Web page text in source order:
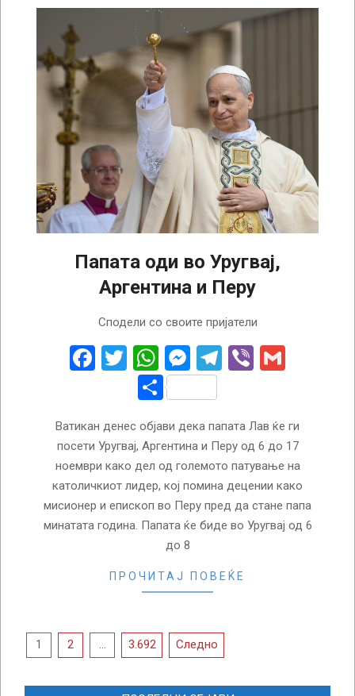
Папата оди во Уругвај,
Аргентина и Перу
Сподели со своите пријатели
Facebook
Twitter
WhatsApp
Messenger
Telegram
Viber
Share
Ватикан денес објави дека папата Лав ќе ги
посети Уругвај, Аргентина и Перу од 6 до 17
ноември како дел од големото патување на
католичкиот лидер, кој помина децении како
мисионер и епископ во Перу пред да стане папа
минатата година. Папата ќе биде во Уругвај од 6
до 8
ПРОЧИТАЈ ПОВЕЌЕ
Posts
1 2 … 3.692 Следно